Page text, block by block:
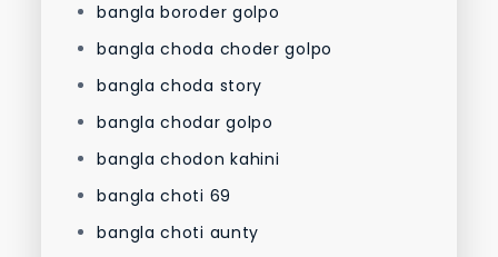
bangla boroder golpo
bangla choda choder golpo
bangla choda story
bangla chodar golpo
bangla chodon kahini
bangla choti 69
bangla choti aunty